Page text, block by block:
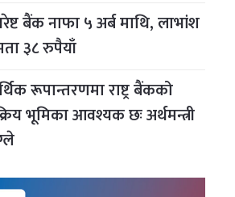
बैंक नाफा ५ अर्ब माथि, लाभांश
३८ रुपैयाँ
रूपान्तरणमा राष्ट्र बैंकको
भूमिका आवश्यक छः अर्थमन्त्री